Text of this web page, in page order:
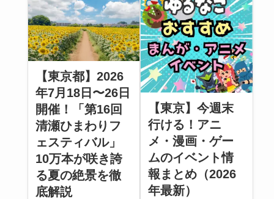
【東京都】2026
年7月18日〜26日
開催！「第16回
清瀬ひまわりフ
ェスティバル」
10万本が咲き誇
る夏の絶景を徹
底解説
【東京】今週末
行ける！アニ
メ・漫画・ゲー
ムのイベント情
報まとめ（2026
年最新）